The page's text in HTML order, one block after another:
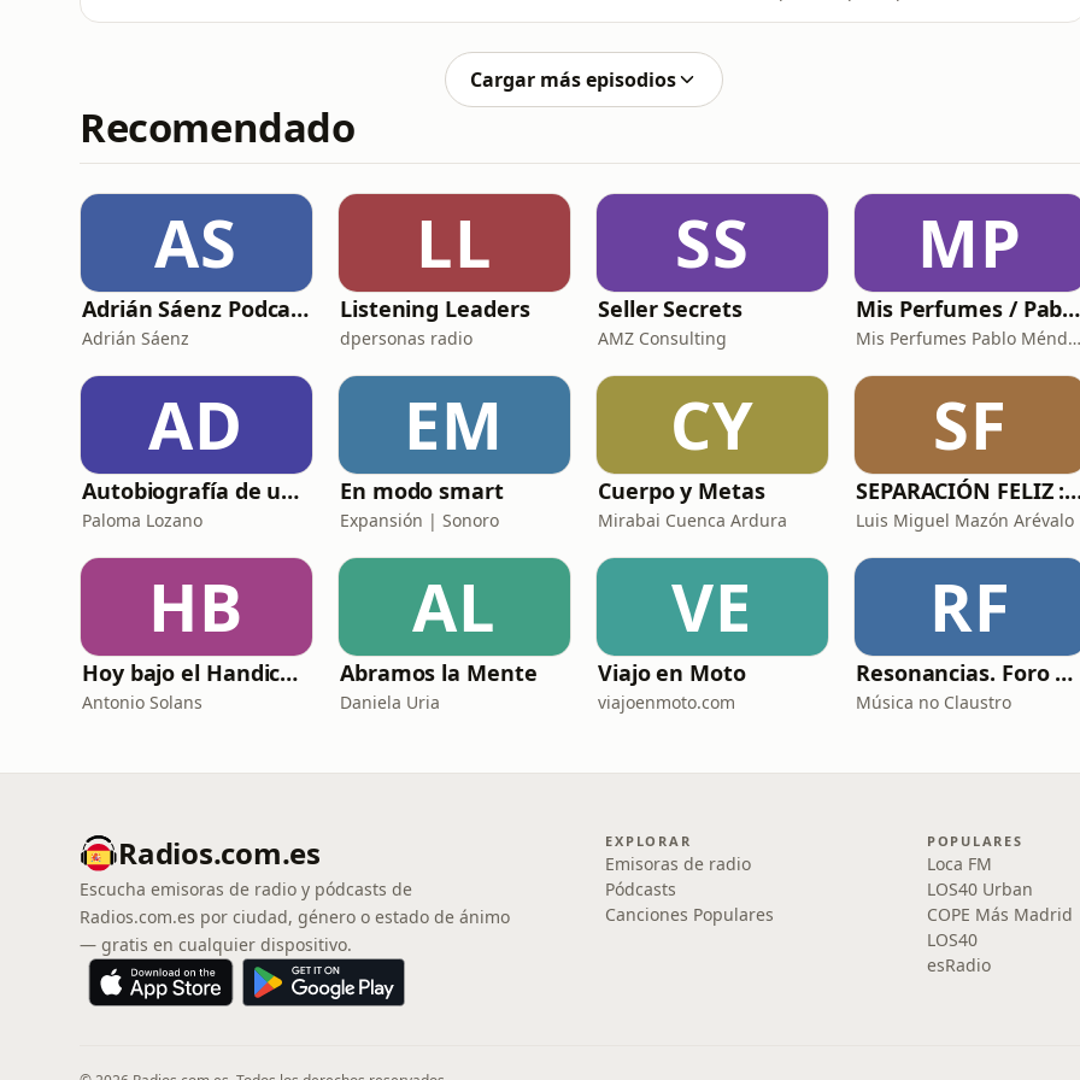
Cargar más episodios
Recomendado
AS
Adrián Sáenz Podcast
Adrián Sáenz
LL
Listening Leaders
dpersonas radio
SS
Seller Secrets
AMZ Consulting
MP
Mis Perfumes / Pablo Méndez
Mis Perfumes Pablo Méndez
AD
Autobiografía de un Yogui con sitar
Paloma Lozano
EM
En modo smart
Expansión | Sonoro
CY
Cuerpo y Metas
Mirabai Cuenca Ardura
SF
SEPARACIÓN FELIZ :
Luis Miguel Mazón Arévalo
HB
Hoy bajo el Handicap | Podcast de Golf
Antonio Solans
AL
Abramos la Mente
Daniela Uria
VE
Viajo en Moto
viajoenmoto.com
RF
Resonancias. Foro profesional de instrumentos musicais
Música no Claustro
Radios.com.es
Escucha emisoras de radio y pódcasts de
Radios.com.es por ciudad, género o estado de ánimo
— gratis en cualquier dispositivo.
EXPLORAR
Emisoras de radio
Pódcasts
Canciones Populares
POPULARES
Loca FM
LOS40 Urban
COPE Más Madrid
LOS40
esRadio